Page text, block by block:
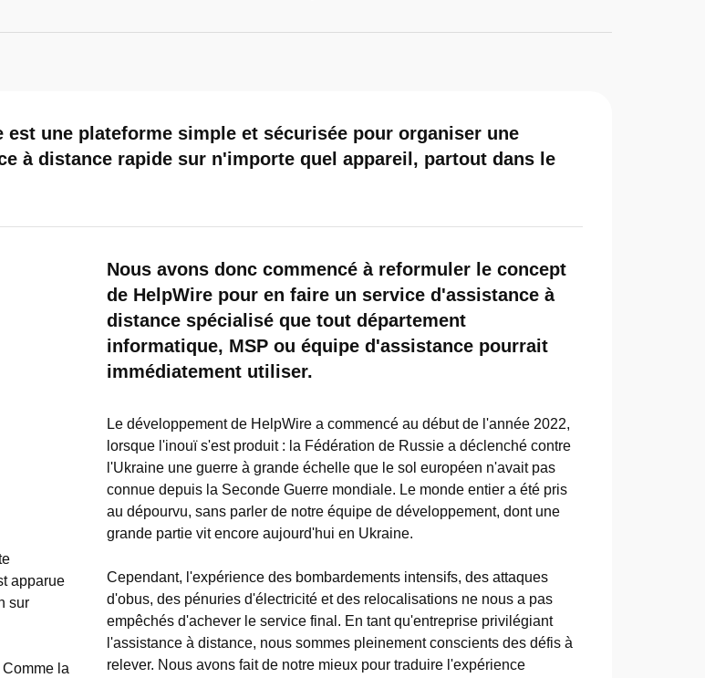
est une plateforme simple et sécurisée pour organiser une
à distance rapide sur n'importe quel appareil, partout dans le
apparue
sur
la
Nous avons donc commencé à reformuler le concept
de HelpWire pour en faire un service d'assistance à
distance spécialisé que tout département
informatique, MSP ou équipe d'assistance pourrait
immédiatement utiliser.
Le développement de HelpWire a commencé au début de l'année 2022,
lorsque l'inouï s'est produit : la Fédération de Russie a déclenché contre
l'Ukraine une guerre à grande échelle que le sol européen n'avait pas
connue depuis la Seconde Guerre mondiale. Le monde entier a été pris
au dépourvu, sans parler de notre équipe de développement, dont une
grande partie vit encore aujourd'hui en Ukraine.
Cependant, l'expérience des bombardements intensifs, des attaques
d'obus, des pénuries d'électricité et des relocalisations ne nous a pas
empêchés d'achever le service final. En tant qu'entreprise privilégiant
l'assistance à distance, nous sommes pleinement conscients des défis à
relever. Nous avons fait de notre mieux pour traduire l'expérience